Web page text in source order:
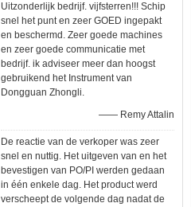
Uitzonderlijk bedrijf. vijfsterren!!! Schip
snel het punt en zeer GOED ingepakt
en beschermd. Zeer goede machines
en zeer goede communicatie met
bedrijf. ik adviseer meer dan hoogst
gebruikend het Instrument van
Dongguan Zhongli.
—— Remy Attalin
De reactie van de verkoper was zeer
snel en nuttig. Het uitgeven van en het
bevestigen van PO/PI werden gedaan
in één enkele dag. Het product werd
verscheept de volgende dag nadat de